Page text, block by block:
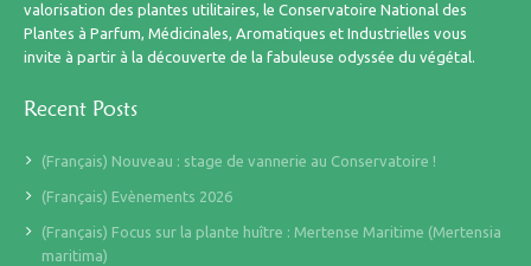
valorisation des plantes utilitaires, le Conservatoire National des
Plantes à Parfum, Médicinales, Aromatiques et Industrielles vous
invite à partir à la découverte de la fabuleuse odyssée du végétal.
Recent Posts
(Français) Nouveau : stage de vannerie au Conservatoire !
(Français) Evènements 2026
(Français) Focus sur la plante huître : Mertense Maritime (Mertensia
maritima)